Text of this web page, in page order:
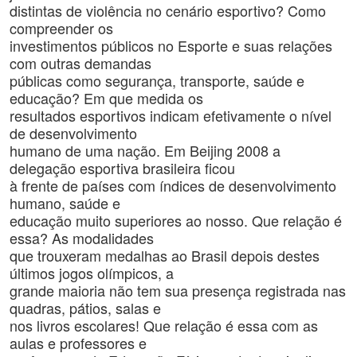
distintas de violência no cenário esportivo? Como
compreender os
investimentos públicos no Esporte e suas relações
com outras demandas
públicas como segurança, transporte, saúde e
educação? Em que medida os
resultados esportivos indicam efetivamente o nível
de desenvolvimento
humano de uma nação. Em Beijing 2008 a
delegação esportiva brasileira ficou
à frente de países com índices de desenvolvimento
humano, saúde e
educação muito superiores ao nosso. Que relação é
essa? As modalidades
que trouxeram medalhas ao Brasil depois destes
últimos jogos olímpicos, a
grande maioria não tem sua presença registrada nas
quadras, pátios, salas e
nos livros escolares! Que relação é essa com as
aulas e professores e